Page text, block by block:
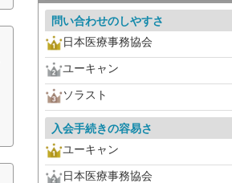
問い合わせのしやすさ
日本医療事務協会
ユーキャン
ソラスト
入会手続きの容易さ
ユーキャン
日本医療事務協会